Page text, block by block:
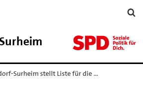
Surheim stellt Liste für die …